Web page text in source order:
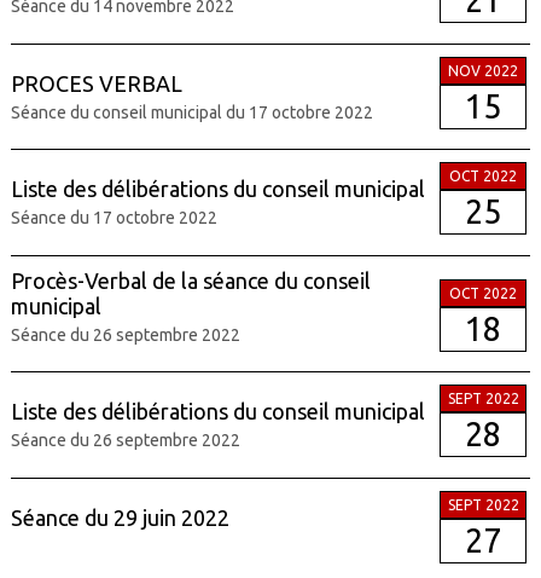
Séance du 14 novembre 2022
PROCES VERBAL
Séance du conseil municipal du 17 octobre 2022
NOV 2022
15
Liste des délibérations du conseil municipal
Séance du 17 octobre 2022
OCT 2022
25
Procès-Verbal de la séance du conseil
municipal
Séance du 26 septembre 2022
OCT 2022
18
Liste des délibérations du conseil municipal
Séance du 26 septembre 2022
SEPT 2022
28
Séance du 29 juin 2022
SEPT 2022
27